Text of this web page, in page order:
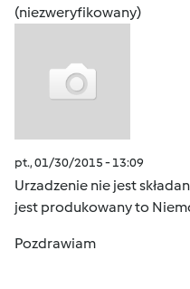
(niezweryfikowany)
pt., 01/30/2015 - 13:09
Urzadzenie nie jest
jest produkowany to
Pozdrawiam